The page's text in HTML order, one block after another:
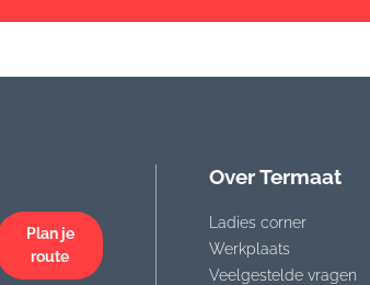
Plan je
route
Over Termaat
Ladies corner
Werkplaats
Veelgestelde vragen